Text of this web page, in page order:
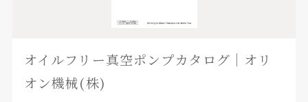
オイルフリー真空ポンプカタログ｜オリ
オン機械(株)